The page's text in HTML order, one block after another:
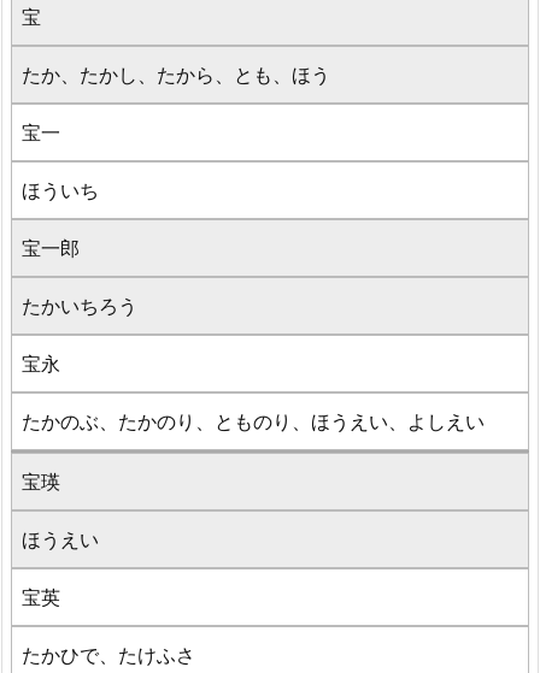
宝
たか、たかし、たから、とも、ほう
宝一
ほういち
宝一郎
たかいちろう
宝永
たかのぶ、たかのり、とものり、ほうえい、よしえい
宝瑛
ほうえい
宝英
たかひで、たけふさ